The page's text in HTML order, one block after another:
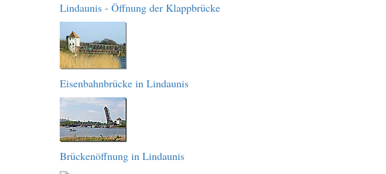
Lindaunis - Öffnung der Klappbrücke
Eisenbahnbrücke in Lindaunis
Brückenöffnung in Lindaunis